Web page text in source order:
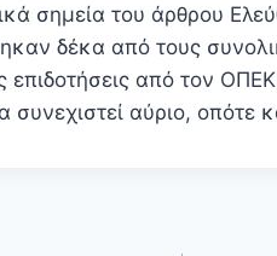
του άρθρου
δέκα από τους
επιδοτήσεις από τον
συνεχιστεί αύριο, οπότε